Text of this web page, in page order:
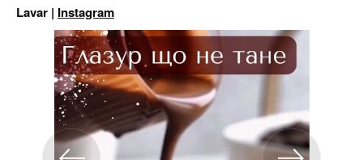
Lavar | Instagram